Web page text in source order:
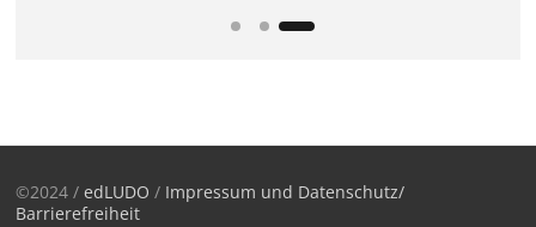
©2024 /edLUDO / Impressum und Datenschutz/
Barrierefreiheit